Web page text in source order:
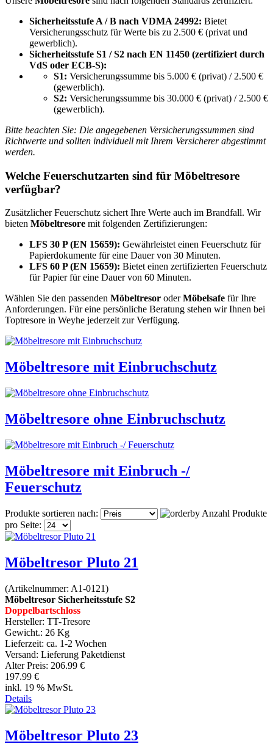
Sicherheitsstufe A / B nach VDMA 24992: Bietet
Versicherungsschutz für Werte bis zu 2.500 € (privat und
gewerblich).
Sicherheitsstufe S1 / S2 nach EN 11450 (zertifiziert durch
VdS oder ECB-S):
S1: Versicherungssumme bis 5.000 € (privat) / 2.500 €
(gewerblich).
S2: Versicherungssumme bis 30.000 € (privat) / 2.500 €
(gewerblich).
Bitte beachten Sie: Die angegebenen Versicherungssummen sind
Richtwerte und sollten individuell mit Ihrem Versicherer abgestimmt
werden.
Welche Feuerschutzarten sind für Möbeltresore
verfügbar?
Zusätzlicher Feuerschutz sichert Ihre Werte auch im Brandfall. Wir
bieten Möbeltresore mit folgenden Zertifizierungen:
LFS 30 P (EN 15659): Gewährleistet einen Feuerschutz für
Papierdokumente für eine Dauer von 30 Minuten.
LFS 60 P (EN 15659): Bietet einen zertifizierten Feuerschutz
für Papier für eine Dauer von 60 Minuten.
Wählen Sie den passenden Möbeltresor oderMöbelsafe für Ihre
Anforderungen. Für eine persönliche Beratung stehen wir Ihnen bei
Toptresore in Weyhe jederzeit zur Verfügung.
Möbeltresore mit Einbruchschutz
Möbeltresore ohne Einbruchschutz
Möbeltresore mit Einbruch -/
Feuerschutz
Produkte sortieren nach:
Anzahl Produkte
pro Seite:
Möbeltresor Pluto 21
(Artikelnummer: A1-0121)
Möbeltresor Sicherheitsstufe S2
Doppelbartschloss
Hersteller: TT-Tresore
Gewicht.: 26 Kg
Lieferzeit: ca. 1-2 Wochen
Versand: Lieferung Paketdienst
Alter Preis: 206.99 €
197.99 €
inkl. 19 % MwSt.
Details
Möbeltresor Pluto 23